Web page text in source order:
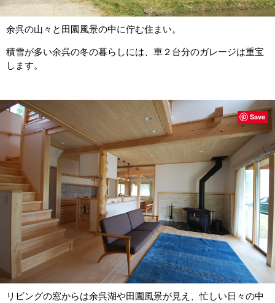
余呉の山々と田園風景の中に佇む住まい。
積雪が多い余呉の冬の暮らしには、車２台分のガレージは重宝
します。
リビングの窓からは余呉湖や田園風景が見え、忙しい日々の中
Save